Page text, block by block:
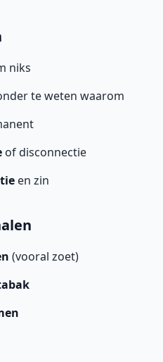
niks
te weten waarom
of disconnectie
en zin
(vooral zoet)